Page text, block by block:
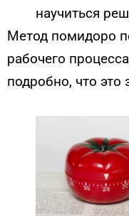
научиться
Метод помидоро
рабочего
подробно, что это